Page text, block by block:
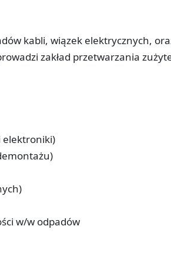
kabli, wiązek elektrycznych,
zakład przetwarzania
elektroniki)
w/w odpadów